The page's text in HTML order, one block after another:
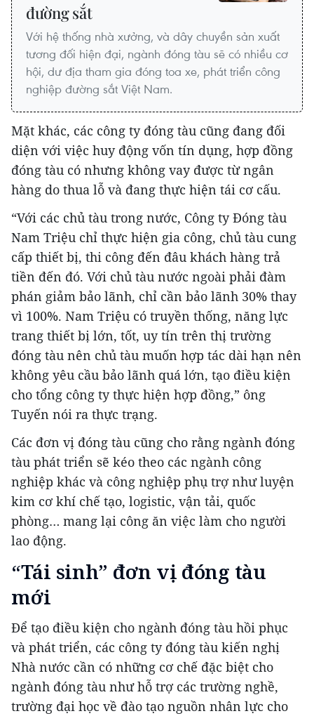
đường sắt
Với hệ thống nhà xưởng, và dây chuyền sản xuất
tương đối hiện đại, ngành đóng tàu sẽ có nhiều cơ
hội, dư địa tham gia đóng toa xe, phát triển công
nghiệp đường sắt Việt Nam.
Mặt khác, các công ty đóng tàu cũng đang đối
diện với việc huy động vốn tín dụng, hợp đồng
đóng tàu có nhưng không vay được từ ngân
hàng do thua lỗ và đang thực hiện tái cơ cấu.
“Với các chủ tàu trong nước, Công ty Đóng tàu
Nam Triệu chỉ thực hiện gia công, chủ tàu cung
cấp thiết bị, thi công đến đâu khách hàng trả
tiền đến đó. Với chủ tàu nước ngoài phải đàm
phán giảm bảo lãnh, chỉ cần bảo lãnh 30% thay
vì 100%. Nam Triệu có truyền thống, năng lực
trang thiết bị lớn, tốt, uy tín trên thị trường
đóng tàu nên chủ tàu muốn hợp tác dài hạn nên
không yêu cầu bảo lãnh quá lớn, tạo điều kiện
cho tổng công ty thực hiện hợp đồng,” ông
Tuyến nói ra thực trạng.
Các đơn vị đóng tàu cũng cho rằng ngành đóng
tàu phát triển sẽ kéo theo các ngành công
nghiệp khác và công nghiệp phụ trợ như luyện
kim cơ khí chế tạo, logistic, vận tải, quốc
phòng… mang lại công ăn việc làm cho người
lao động.
“Tái sinh” đơn vị đóng tàu
mới
Để tạo điều kiện cho ngành đóng tàu hồi phục
và phát triển, các công ty đóng tàu kiến nghị
Nhà nước cần có những cơ chế đặc biệt cho
ngành đóng tàu như hỗ trợ các trường nghề,
trường đại học về đào tạo nguồn nhân lực cho